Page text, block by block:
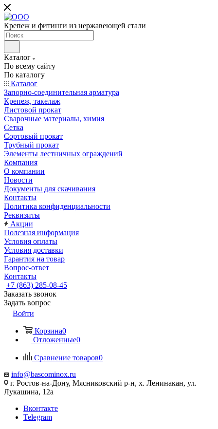
Крепеж и фитинги из нержавеющей стали
Каталог
По всему сайту
По каталогу
Каталог
Запорно-соединительная арматура
Крепеж, такелаж
Листовой прокат
Сварочные материалы, химия
Сетка
Сортовый прокат
Трубный прокат
Элементы лестничных ограждений
Компания
О компании
Новости
Документы для скачивания
Контакты
Политика конфиденциальности
Реквизиты
Акции
Полезная информация
Условия оплаты
Условия доставки
Гарантия на товар
Вопрос-ответ
Контакты
+7 (863) 285-08-45
Заказать звонок
Задать вопрос
Войти
Корзина0
Отложенные0
Сравнение товаров0
info@bascominox.ru
г. Ростов-на-Дону, Мясниковский р-н, х. Ленинакан, ул.
Лукашина, 12а
Вконтакте
Telegram